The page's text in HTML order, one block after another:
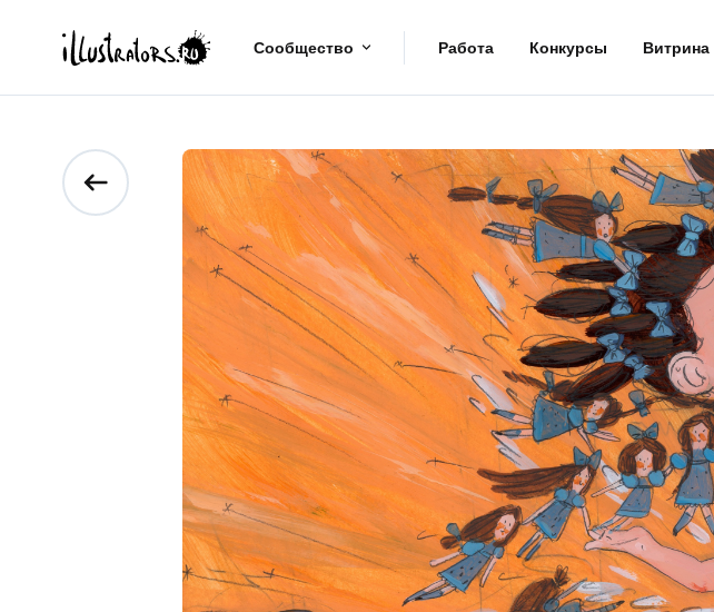
Сообщество Работа Конкурсы Витрина